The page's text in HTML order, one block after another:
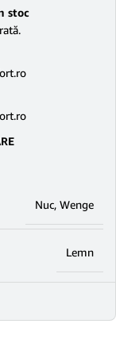
stoc
Nuc, Wenge
Lemn